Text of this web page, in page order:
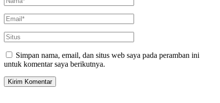
Simpan nama, email, dan situs web saya pada peramban ini
untuk komentar saya berikutnya.